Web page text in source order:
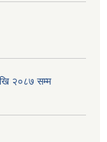
२०८७ सम्म